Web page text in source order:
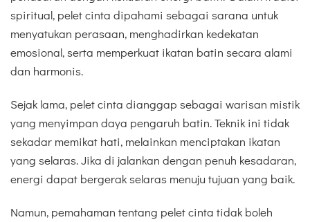
spiritual, pelet cinta dipahami sebagai sarana untuk
menyatukan perasaan, menghadirkan kedekatan
emosional, serta memperkuat ikatan batin secara alami
dan harmonis.
Sejak lama, pelet cinta dianggap sebagai warisan mistik
yang menyimpan daya pengaruh batin. Teknik ini tidak
sekadar memikat hati, melainkan menciptakan ikatan
yang selaras. Jika di jalankan dengan penuh kesadaran,
energi dapat bergerak selaras menuju tujuan yang baik.
Namun, pemahaman tentang pelet cinta tidak boleh